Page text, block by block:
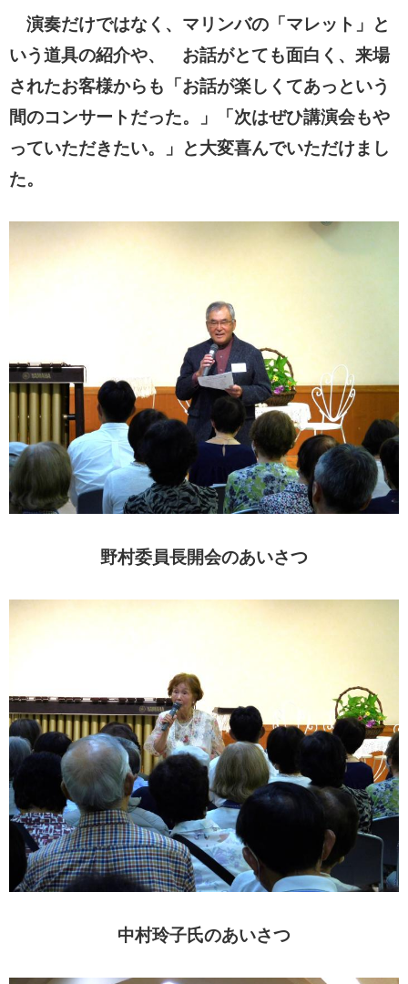
演奏だけではなく、マリンバの「マレット」と
いう道具の紹介や、 お話がとても面白く、来場
されたお客様からも「お話が楽しくてあっという
間のコンサートだった。」「次はぜひ講演会もや
っていただきたい。」と大変喜んでいただけまし
た。
野村委員長開会のあいさつ
中村玲子氏のあいさつ